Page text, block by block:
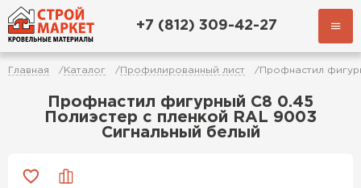
+7 (812) 309-42-27
Главная Каталог Профилированный лист Профнастил
Профнастил фигурный C8 0.45
Полиэстер с пленкой RAL 9003
Сигнальный белый